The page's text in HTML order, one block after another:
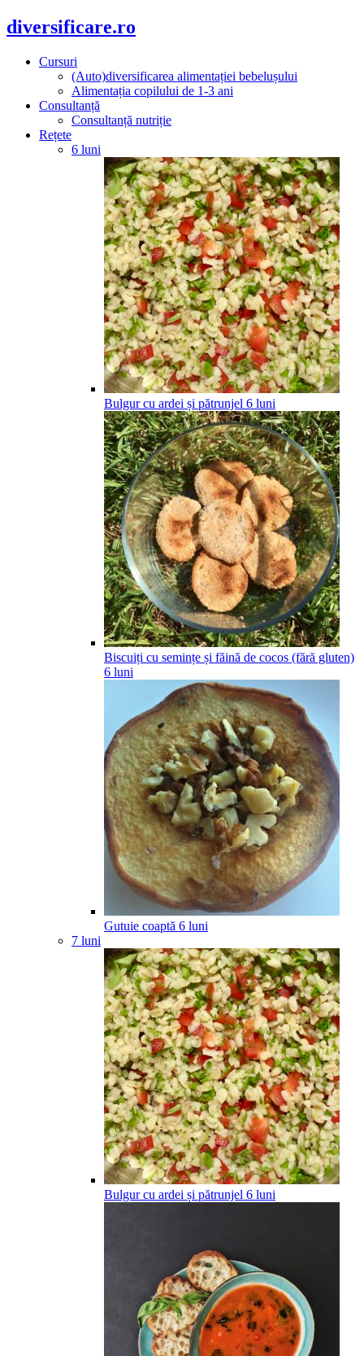
diversificare.ro
Cursuri
(Auto)diversificarea alimentației bebelușului
Alimentația copilului de 1-3 ani
Consultanță
Consultanță nutriție
Rețete
6 luni
Bulgur cu ardei și pătrunjel 6 luni
Biscuiți cu semințe și făină de cocos (fără gluten)
6 luni
Gutuie coaptă 6 luni
7 luni
Bulgur cu ardei și pătrunjel 6 luni